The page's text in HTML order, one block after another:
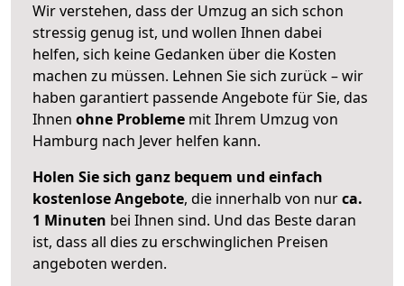
Wir verstehen, dass der Umzug an sich schon
stressig genug ist, und wollen Ihnen dabei
helfen, sich keine Gedanken über die Kosten
machen zu müssen. Lehnen Sie sich zurück – wir
haben garantiert passende Angebote für Sie, das
Ihnen ohne Probleme mit Ihrem Umzug von
Hamburg nach Jever helfen kann.
Holen Sie sich ganz bequem und einfach
kostenlose Angebote, die innerhalb von nurca.
1 Minuten bei Ihnen sind. Und das Beste daran
ist, dass all dies zu erschwinglichen Preisen
angeboten werden.